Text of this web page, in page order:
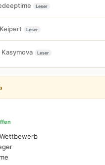
Leser
Leser
Kasymova Leser